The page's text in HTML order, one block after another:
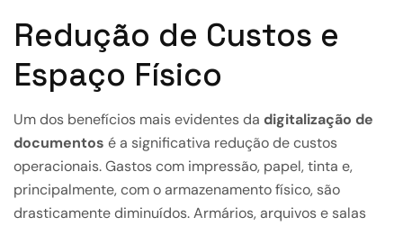
Redução de Custos e
Espaço Físico
Um dos benefícios mais evidentes da digitalização de
documentos é a significativa redução de custos
operacionais. Gastos com impressão, papel, tinta e,
principalmente, com o armazenamento físico, são
drasticamente diminuídos. Armários, arquivos e salas